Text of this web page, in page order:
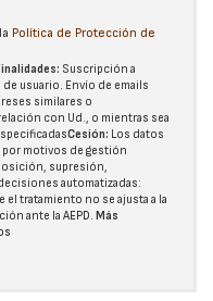
Política de Protección de
Suscripción a
usuario. Envío de emails
similares o
con Ud., o mientras sea
Cesión: Los datos
por motivos de gestión
supresión,
automatizadas:
el tratamiento no se ajusta a la
ante la AEPD. Más